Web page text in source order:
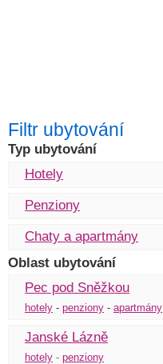
Filtr ubytování
Typ ubytování
Hotely
Penziony
Chaty a apartmány
Oblast ubytování
Pec pod Sněžkou
hotely - penziony - apartmány
Janské Lázně
hotely - penziony